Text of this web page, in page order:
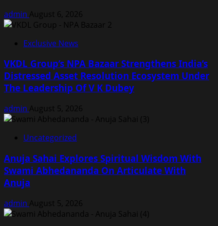
admin August 6, 2026
Exclusive News
VKDL Group’s NPA Bazaar Strengthens India’s
Distressed Asset Resolution Ecosystem Under
The Leadership Of V K Dubey
admin August 5, 2026
Uncategorized
Anuja Sahai Explores Spiritual Wisdom With
Swami Abhedananda On Articulate With
Anuja
admin August 5, 2026